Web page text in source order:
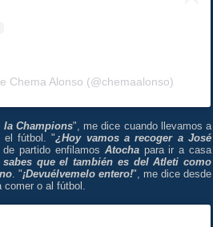
Chema Alonso (@chemaalonso)
la Champions", me dice cuando llevamos a
fútbol. "¿Hoy vamos a recoger a José
partido enfilamos Atochapara ir a casa
que el también es del Atleti como
. "¡Devuélvemelo entero!", me dice desde
comer o al fútbol.